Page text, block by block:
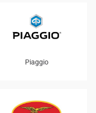
Piaggio